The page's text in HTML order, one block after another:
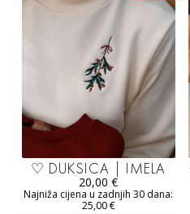
♡ DUKSICA | IMELA
20,00€
Najniža cijena u zadnjih 30 dana:
25,00€